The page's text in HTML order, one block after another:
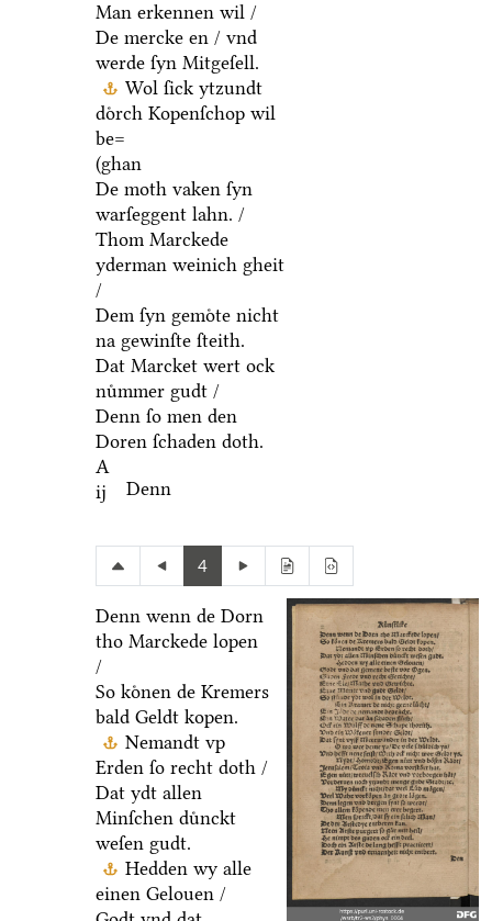
Man erkennen wil /
De mercke en / vnd
werde ſyn Mitgeſell.
Wol ſick ytzundt
doͤrch Kopenſchop wil
be=
(ghan
De moth vaken ſyn
warſeggent lahn. /
Thom Marckede
yderman weinich gheit
/
Dem ſyn gemoͤte nicht
na gewinſte ſteith.
Dat Marcket wert ock
nuͤmmer gudt /
Denn ſo men den
Doren ſchaden doth.
A
ij
Denn
4
Denn wenn de Dorn
tho Marckede lopen
/
So koͤnen de Kremers
bald Geldt kopen.
Nemandt vp
Erden ſo recht doth /
Dat ydt allen
Minſchen duͤnckt
weſen gudt.
Hedden wy alle
einen Gelouen /